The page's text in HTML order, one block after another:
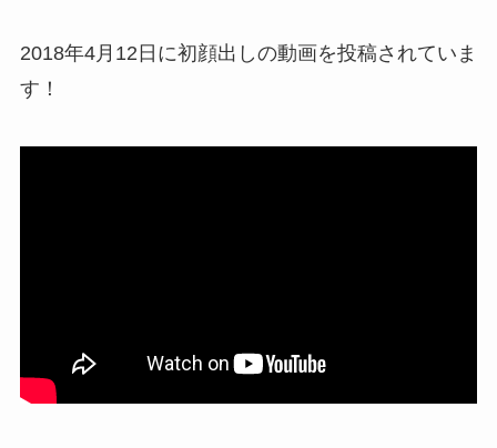
2018年4月12日に初顔出しの動画を投稿されていま
す！